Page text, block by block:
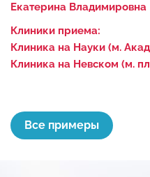
Екатерина Владимировна
Клиники приема:
Клиника на Науки (м.
Клиника на Невском (м.
Все примеры